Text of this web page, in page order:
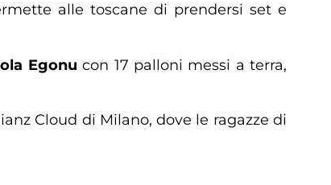
alle toscane di prendersi set e
Egonucon 17 palloni messi a terra,
Cloud di Milano, dove le ragazze di